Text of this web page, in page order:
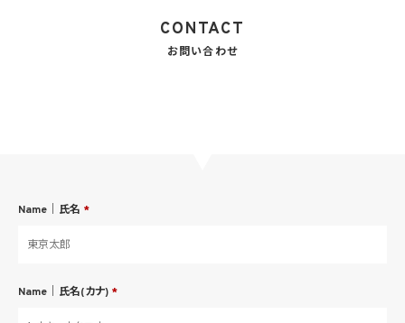
CONTACT
お問い合わせ
Name｜氏名 *
Name｜氏名(カナ) *